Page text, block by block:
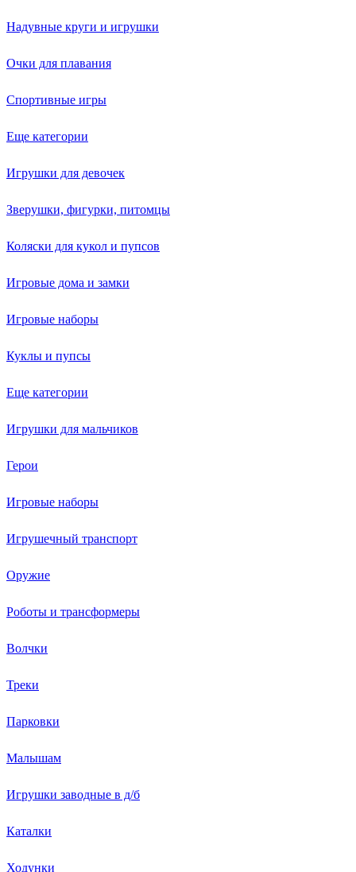
Надувные круги и игрушки
Очки для плавания
Спортивные игры
Еще категории
Игрушки для девочек
Зверушки, фигурки, питомцы
Коляски для кукол и пупсов
Игровые дома и замки
Игровые наборы
Куклы и пупсы
Еще категории
Игрушки для мальчиков
Герои
Игровые наборы
Игрушечный транспорт
Оружие
Роботы и трансформеры
Волчки
Треки
Парковки
Малышам
Игрушки заводные в д/б
Каталки
Ходунки